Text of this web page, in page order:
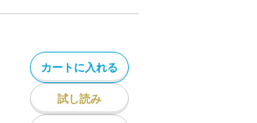
カートに入れる
試し読み